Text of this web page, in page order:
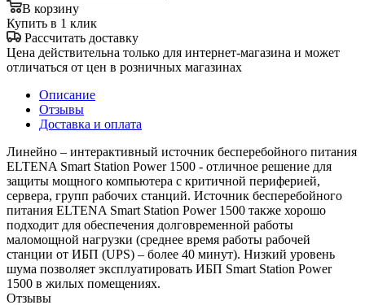
В корзину
Купить в 1 клик
Рассчитать доставку
Цена действительна только для интернет-магазина и может
отличаться от цен в розничных магазинах
Описание
Отзывы
Доставка и оплата
Линейно – интерактивный источник бесперебойного питания
ELTENA Smart Station Power 1500 - отличное решение для
защиты мощного компьютера с критичной периферией,
сервера, групп рабочих станций. Источник бесперебойного
питания ELTENA Smart Station Power 1500 также хорошо
подходит для обеспечения долговременной работы
маломощной нагрузки (среднее время работы рабочей
станции от ИБП (UPS) – более 40 минут). Низкий уровень
шума позволяет эксплуатировать ИБП Smart Station Power
1500 в жилых помещениях.
Отзывы